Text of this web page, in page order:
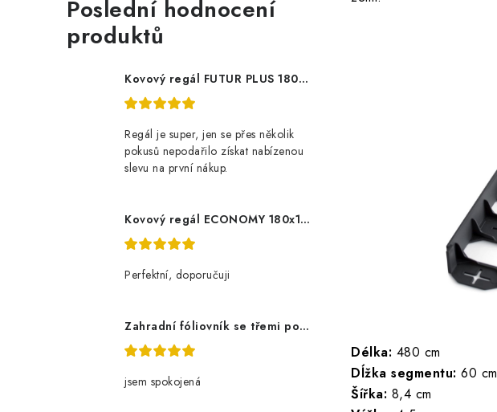
Poslední hodnocení
produktů
Kovový regál FUTUR PLUS 180x120x45 5 polic Nosnost 1000 KG - pozinkovaný
Regál je super, jen se přes několik
pokusů nepodařilo získat nabízenou
slevu na první nákup.
Kovový regál ECONOMY 180x120x60 5 polic - pozinkovaný
Perfektní, doporučuji
Zahradní fóliovník se třemi policemi
jsem spokojená
Délka: 480 cm
Dĺžka segmentu: 60 cm
Šířka: 8,4 cm